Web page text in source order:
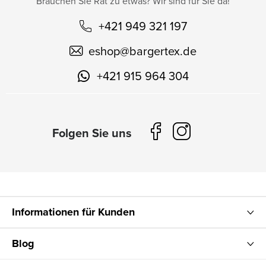
+421 949 321 197
eshop@bargertex.de
+421 915 964 304
Informationen für Kunden
Blog